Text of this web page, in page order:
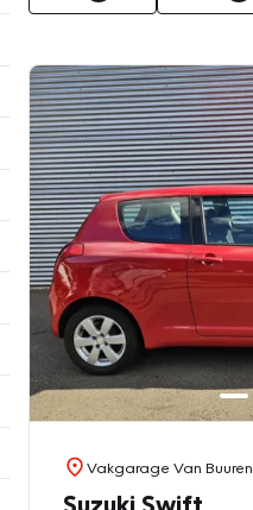
Vakgarage Van Buuren
Suzuki Swift